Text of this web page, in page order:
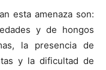
esta amenaza son:
y de hongos
la presencia de
y la dificultad de